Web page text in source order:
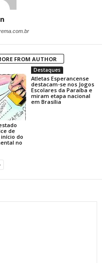
FROM AUTHOR
de
do
no
Destaques
Atletas Esperancense
destacam-se nos Jogos
Escolares da Paraíba e
miram etapa nacional
em Brasília